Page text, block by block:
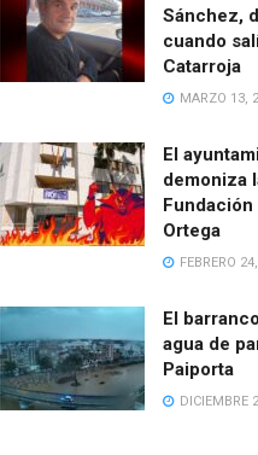
Sánchez,
cuando
Catarroja
MARZO 13,
El
demoniza
Ortega
FEBRERO
El
agua de
Paiporta
DICIEMBRE